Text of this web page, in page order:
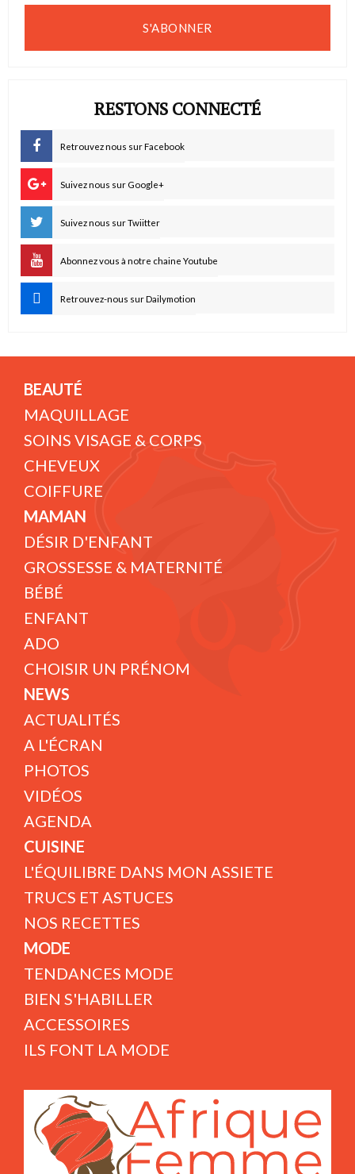
S'ABONNER
RESTONS CONNECTÉ
Retrouvez nous sur Facebook
Suivez nous sur Google+
Suivez nous sur Twiitter
Abonnez vous à notre chaine Youtube
Retrouvez-nous sur Dailymotion
BEAUTÉ
MAQUILLAGE
SOINS VISAGE & CORPS
CHEVEUX
COIFFURE
MAMAN
DÉSIR D'ENFANT
GROSSESSE & MATERNITÉ
BÉBÉ
ENFANT
ADO
CHOISIR UN PRÉNOM
NEWS
ACTUALITÉS
A L'ÉCRAN
PHOTOS
VIDÉOS
AGENDA
CUISINE
L'ÉQUILIBRE DANS MON ASSIETE
TRUCS ET ASTUCES
NOS RECETTES
MODE
TENDANCES MODE
BIEN S'HABILLER
ACCESSOIRES
ILS FONT LA MODE